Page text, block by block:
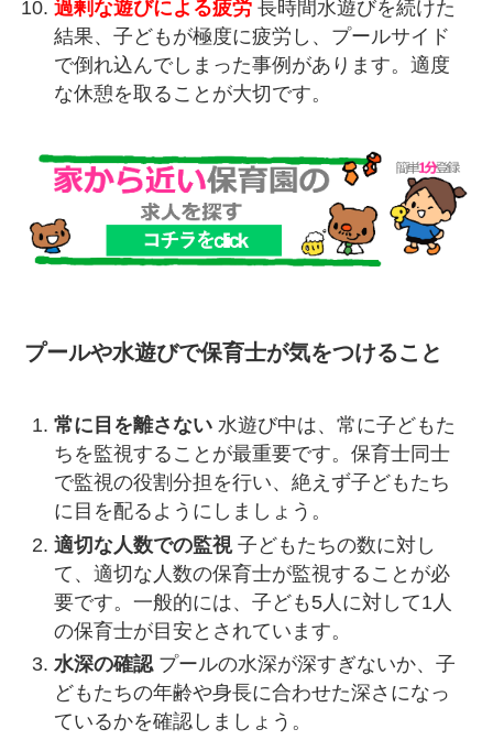
過剰な遊びによる疲労 長時間水遊びを続けた
結果、子どもが極度に疲労し、プールサイド
で倒れ込んでしまった事例があります。適度
な休憩を取ることが大切です。
プールや水遊びで保育士が気をつけること
常に目を離さない 水遊び中は、常に子どもた
ちを監視することが最重要です。保育士同士
で監視の役割分担を行い、絶えず子どもたち
に目を配るようにしましょう。
適切な人数での監視子どもたちの数に対し
て、適切な人数の保育士が監視することが必
要です。一般的には、子ども5人に対して1人
の保育士が目安とされています。
水深の確認プールの水深が深すぎないか、子
どもたちの年齢や身長に合わせた深さになっ
ているかを確認しましょう。